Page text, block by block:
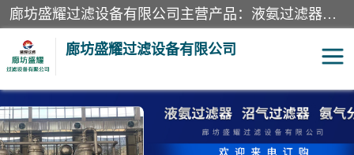
廊坊盛耀过滤设备有限公司主营产品：液氨过滤器、沼气过滤器、氨气分离器、二氧化碳过滤器、过滤器、液氨氨气过滤器、天然气过滤器、管道过滤器、*过滤器、液氨除油除水过滤器、氨气除油除水过滤器、焦炉煤气除焦油过滤器等。
廊坊盛耀过滤设备有限公司
二氧化碳过滤器 过滤器